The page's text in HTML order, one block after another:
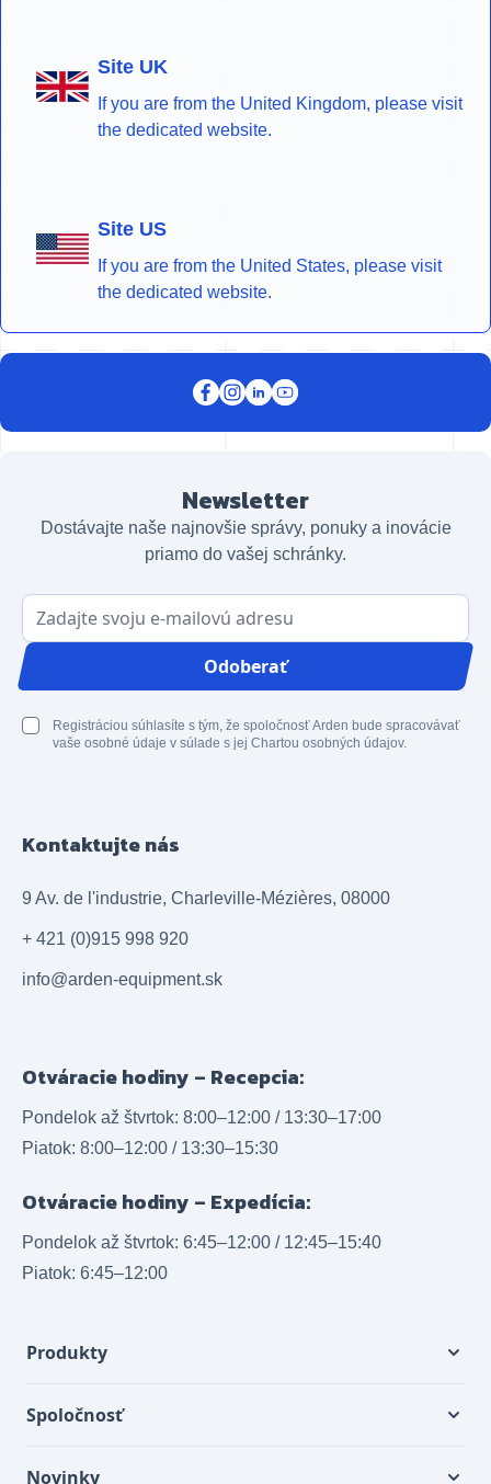
Site UK
If you are from the United Kingdom, please visit
the dedicated website.
Site US
If you are from the United States, please visit
the dedicated website.
Newsletter
Dostávajte naše najnovšie správy, ponuky a inovácie
priamo do vašej schránky.
E-mailová adresa
Odoberať
Registráciou súhlasíte s tým, že spoločnosť Arden bude spracovávať
vaše osobné údaje v súlade s jej Chartou osobných údajov.
Kontaktujte nás
9 Av. de l'industrie, Charleville-Mézières, 08000
+ 421 (0)915 998 920
info@arden-equipment.sk
Otváracie hodiny – Recepcia:
Pondelok až štvrtok: 8:00–12:00 / 13:30–17:00
Piatok: 8:00–12:00 / 13:30–15:30
Otváracie hodiny – Expedícia:
Pondelok až štvrtok: 6:45–12:00 / 12:45–15:40
Piatok: 6:45–12:00
Produkty
Spoločnosť
Novinky